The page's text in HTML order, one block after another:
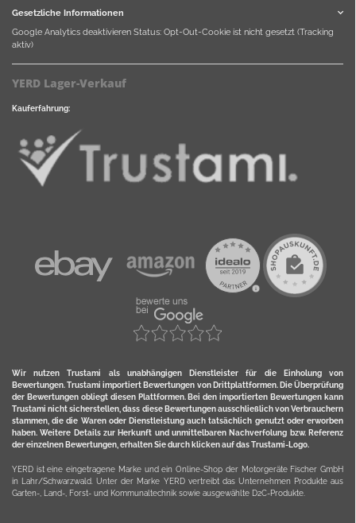
Gesetzliche Informationen
Google Analytics deaktivieren Status: Opt-Out-Cookie ist nicht gesetzt (Tracking
aktiv)
YERD Lager-Verkauf
Kauferfahrung:
Wir nutzen Trustami als unabhängigen Dienstleister für die Einholung von
Bewertungen. Trustami importiert Bewertungen von Drittplattformen. Die Überprüfung
der Bewertungen obliegt diesen Plattformen. Bei den importierten Bewertungen kann
Trustami nicht sicherstellen, dass diese Bewertungen ausschließlich von Verbrauchern
stammen, die die Waren oder Dienstleistung auch tatsächlich genutzt oder erworben
haben. Weitere Details zur Herkunft und unmittelbaren Nachverfolung bzw. Referenz
der einzelnen Bewertungen, erhalten Sie durch klicken auf das Trustami-Logo.
YERD ist eine eingetragene Marke und ein Online-Shop der Motorgeräte Fischer GmbH
in Lahr/Schwarzwald. Unter der Marke YERD vertreibt das Unternehmen Produkte aus
Garten-, Land-, Forst- und Kommunaltechnik sowie ausgewählte D2C-Produkte.